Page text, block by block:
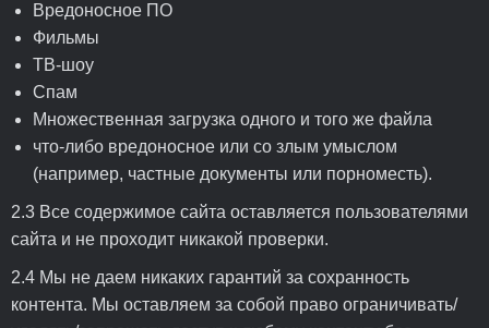
Вредоносное ПО
Фильмы
ТВ-шоу
Спам
Множественная загрузка одного и того же файла
что-либо вредоносное или со злым умыслом
(например, частные документы или порноместь).
2.3 Все содержимое сайта оставляется пользователями
сайта и не проходит никакой проверки.
2.4 Мы не даем никаких гарантий за сохранность
контента. Мы оставляем за собой право ограничивать/